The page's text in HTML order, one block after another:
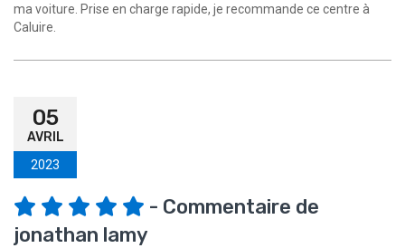
ma voiture. Prise en charge rapide, je recommande ce centre à
Caluire.
05
AVRIL
2023
- Commentaire de
jonathan lamy